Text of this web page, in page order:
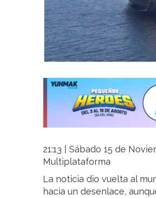
21:13 | Sábado 15 de
Multiplataforma
La noticia dio vuelta al
hacia un desenlace,